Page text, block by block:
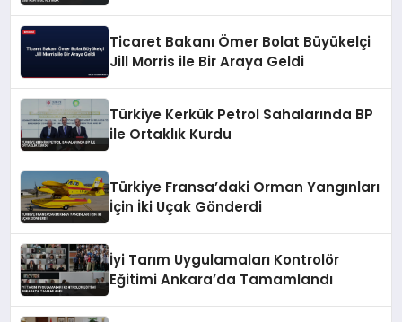
Ticaret Bakanı Ömer Bolat Büyükelçi
Jill Morris ile Bir Araya Geldi
Türkiye Kerkük Petrol Sahalarında BP
ile Ortaklık Kurdu
Türkiye Fransa’daki Orman Yangınları
İçin İki Uçak Gönderdi
İyi Tarım Uygulamaları Kontrolör
Eğitimi Ankara’da Tamamlandı